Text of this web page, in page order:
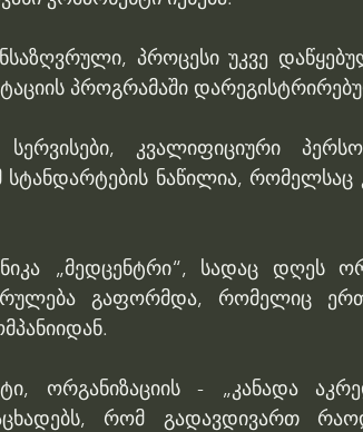
პროცესი უკვე
პროგრამაში
სერვისები, კვალიფიციური
ნაწილია, რომელსაც
„მედცენტრი“, სადაც დღეს
გაფორმდა, რომელიც
ორგანიზაციის - „კანადა
რომ გადავდივართ